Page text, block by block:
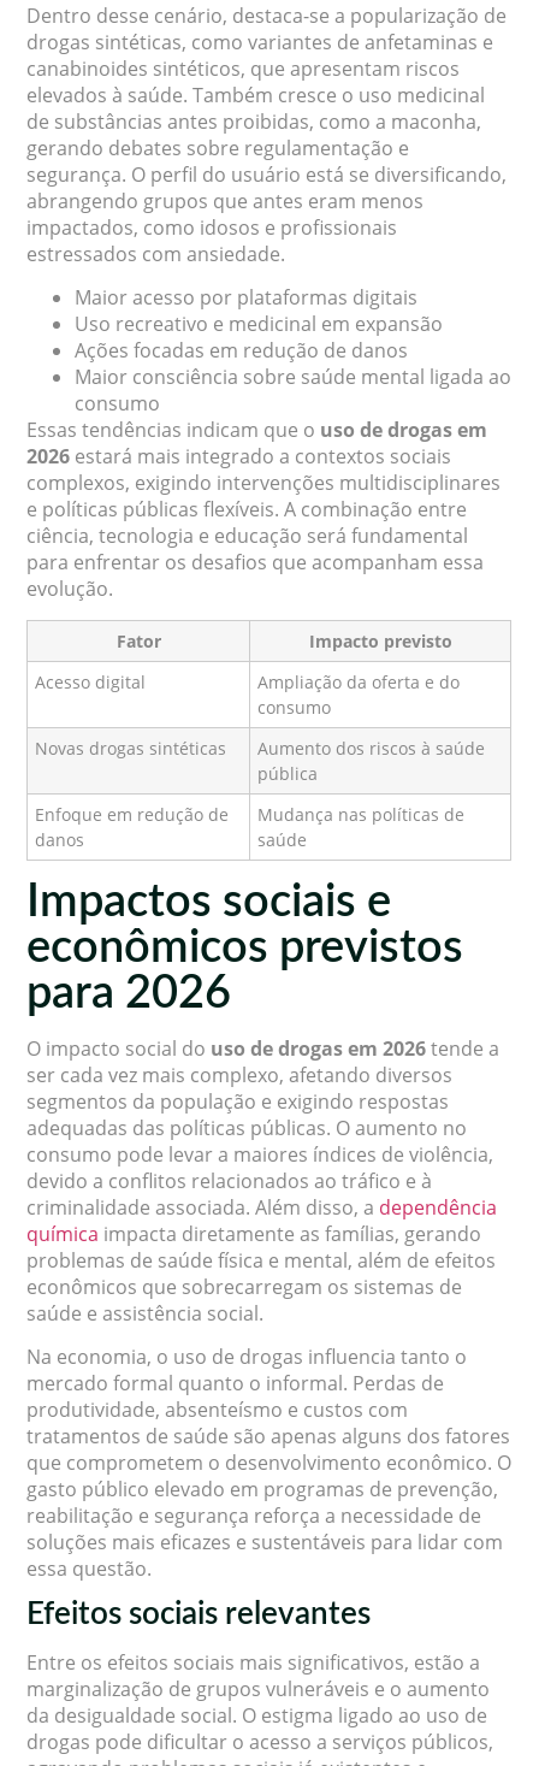
Dentro desse cenário, destaca-se a popularização de
drogas sintéticas, como variantes de anfetaminas e
canabinoides sintéticos, que apresentam riscos
elevados à saúde. Também cresce o uso medicinal
de substâncias antes proibidas, como a maconha,
gerando debates sobre regulamentação e
segurança. O perfil do usuário está se diversificando,
abrangendo grupos que antes eram menos
impactados, como idosos e profissionais
estressados com ansiedade.
Maior acesso por plataformas digitais
Uso recreativo e medicinal em expansão
Ações focadas em redução de danos
Maior consciência sobre saúde mental ligada ao
consumo
Essas tendências indicam que o uso de drogas em
2026 estará mais integrado a contextos sociais
complexos, exigindo intervenções multidisciplinares
e políticas públicas flexíveis. A combinação entre
ciência, tecnologia e educação será fundamental
para enfrentar os desafios que acompanham essa
evolução.
Fator
Impacto previsto
Acesso digital
Ampliação da oferta e do
consumo
Novas drogas sintéticas
Aumento dos riscos à saúde
pública
Enfoque em redução de
danos
Mudança nas políticas de
saúde
Impactos sociais e
econômicos previstos
para 2026
O impacto social do uso de drogas em 2026tende a
ser cada vez mais complexo, afetando diversos
segmentos da população e exigindo respostas
adequadas das políticas públicas. O aumento no
consumo pode levar a maiores índices de violência,
devido a conflitos relacionados ao tráfico e à
criminalidade associada. Além disso, a dependência
química impacta diretamente as famílias, gerando
problemas de saúde física e mental, além de efeitos
econômicos que sobrecarregam os sistemas de
saúde e assistência social.
Na economia, o uso de drogas influencia tanto o
mercado formal quanto o informal. Perdas de
produtividade, absenteísmo e custos com
tratamentos de saúde são apenas alguns dos fatores
que comprometem o desenvolvimento econômico. O
gasto público elevado em programas de prevenção,
reabilitação e segurança reforça a necessidade de
soluções mais eficazes e sustentáveis para lidar com
essa questão.
Efeitos sociais relevantes
Entre os efeitos sociais mais significativos, estão a
marginalização de grupos vulneráveis e o aumento
da desigualdade social. O estigma ligado ao uso de
drogas pode dificultar o acesso a serviços públicos,